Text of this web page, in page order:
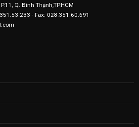
Q. Bình Thạnh,TP.HCM
- Fax: 028.351.60.691